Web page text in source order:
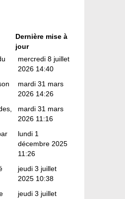
Dernière mise à
jour
mercredi 8 juillet
2026 14:40
mardi 31 mars
2026 14:26
mardi 31 mars
2026 11:16
lundi 1
décembre 2025
11:26
jeudi 3 juillet
2025 10:38
jeudi 3 juillet